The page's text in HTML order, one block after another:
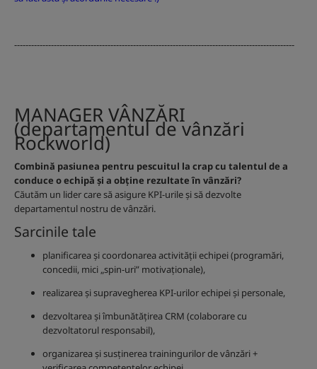
---------------------------------------------------------------------------------------------------
MANAGER VÂNZĂRI
(departamentul de vânzări
Rockworld)
Combină pasiunea pentru pescuitul la crap cu talentul de a
conduce o echipă și a obține rezultate în vânzări?
Căutăm un lider care să asigure KPI-urile și să dezvolte
departamentul nostru de vânzări.
Sarcinile tale
planificarea și coordonarea activității echipei (programări,
concedii, mici „spin-uri” motivaționale),
realizarea și supravegherea KPI-urilor echipei și personale,
dezvoltarea și îmbunătățirea CRM (colaborare cu
dezvoltatorul responsabil),
organizarea și susținerea trainingurilor de vânzări +